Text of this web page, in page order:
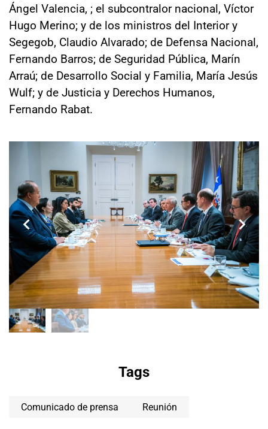
Ángel Valencia, ; el subcontralor nacional, Víctor
Hugo Merino; y de los ministros del Interior y
Segegob, Claudio Alvarado; de Defensa Nacional,
Fernando Barros; de Seguridad Pública, Marín
Arraú; de Desarrollo Social y Familia, María Jesús
Wulf; y de Justicia y Derechos Humanos,
Fernando Rabat.
Tags
Comunicado de prensa Reunión